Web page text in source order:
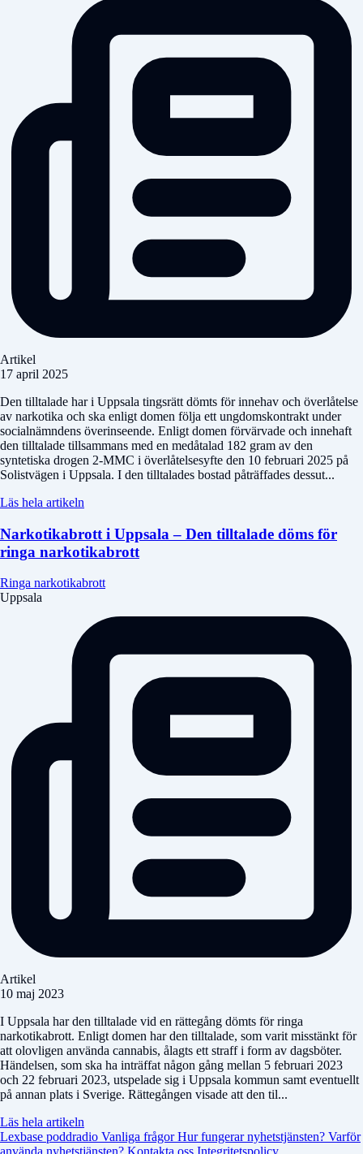
Artikel
17 april 2025
Den tilltalade har i Uppsala tingsrätt dömts för innehav och överlåtelse
av narkotika och ska enligt domen följa ett ungdomskontrakt under
socialnämndens överinseende. Enligt domen förvärvade och innehaft
den tilltalade tillsammans med en medåtalad 182 gram av den
syntetiska drogen 2-MMC i överlåtelsesyfte den 10 februari 2025 på
Solistvägen i Uppsala. I den tilltalades bostad påträffades dessut...
Läs hela artikeln
Narkotikabrott i Uppsala – Den tilltalade döms för
ringa narkotikabrott
Ringa narkotikabrott
Uppsala
Artikel
10 maj 2023
I Uppsala har den tilltalade vid en rättegång dömts för ringa
narkotikabrott. Enligt domen har den tilltalade, som varit misstänkt för
att olovligen använda cannabis, ålagts ett straff i form av dagsböter.
Händelsen, som ska ha inträffat någon gång mellan 5 februari 2023
och 22 februari 2023, utspelade sig i Uppsala kommun samt eventuellt
på annan plats i Sverige. Rättegången visade att den til...
Läs hela artikeln
Lexbase poddradio Vanliga frågorHur fungerar nyhetstjänsten? Varför